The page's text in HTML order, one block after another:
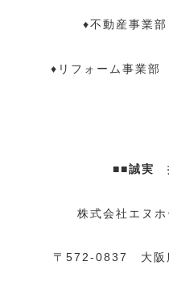
♦不動産事業
♦リフォーム事業部
■■誠実
株式会社エヌ
〒572-0837 大阪